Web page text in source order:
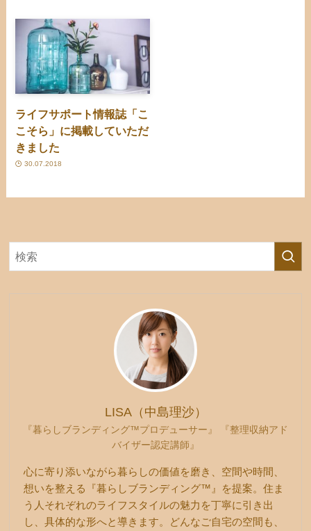
ライフサポート情報誌「こ
こそら」に掲載していただ
きました
30.07.2018
LISA（中島理沙）
『暮らしブランディング™プロデューサー』 『整理収納アド
バイザー認定講師』
心に寄り添いながら暮らしの価値を磨き、空間や時間、
想いを整える『暮らしブランディング™』を提案。住ま
う人それぞれのライフスタイルの魅力を丁寧に引き出
し、具体的な形へと導きます。どんなご自宅の空間も、